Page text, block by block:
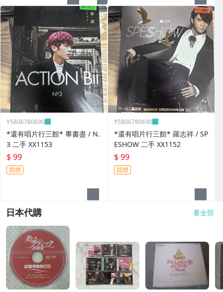
Y5806780690
*還有唱片行三館* 畢書盡 / N.
3 二手 XX1153
$ 99
競標
Y5806780690
*還有唱片行三館* 羅志祥 / SP
ESHOW 二手 XX1152
$ 99
競標
日本代購 看全部